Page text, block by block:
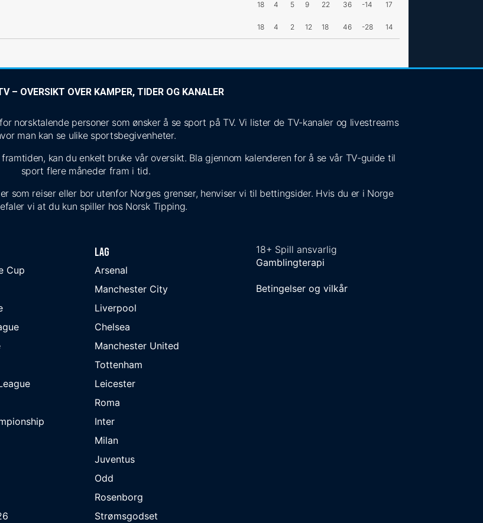
18 4 5 9 22 36 -14 17
18 4 2 12 18 46 -28 14
– OVERSIKT OVER KAMPER, TIDER OG KANALER
norsktalende personer som ønsker å se sport på TV. Vi lister de TV-kanaler og livestreams
man kan se ulike sportsbegivenheter.
kan du enkelt bruke vår oversikt. Bla gjennom kalenderen for å se vår TV-guide til
sport flere måneder fram i tid.
som reiser eller bor utenfor Norges grenser, henviser vi til bettingsider. Hvis du er i Norge
vi at du kun spiller hos Norsk Tipping.
Cup
Lag
Arsenal
Manchester City
Liverpool
Chelsea
Manchester United
Tottenham
Leicester
Roma
Inter
Milan
Juventus
Odd
Rosenborg
Strømsgodset
18+ Spill ansvarlig
Gamblingterapi
Betingelser og vilkår